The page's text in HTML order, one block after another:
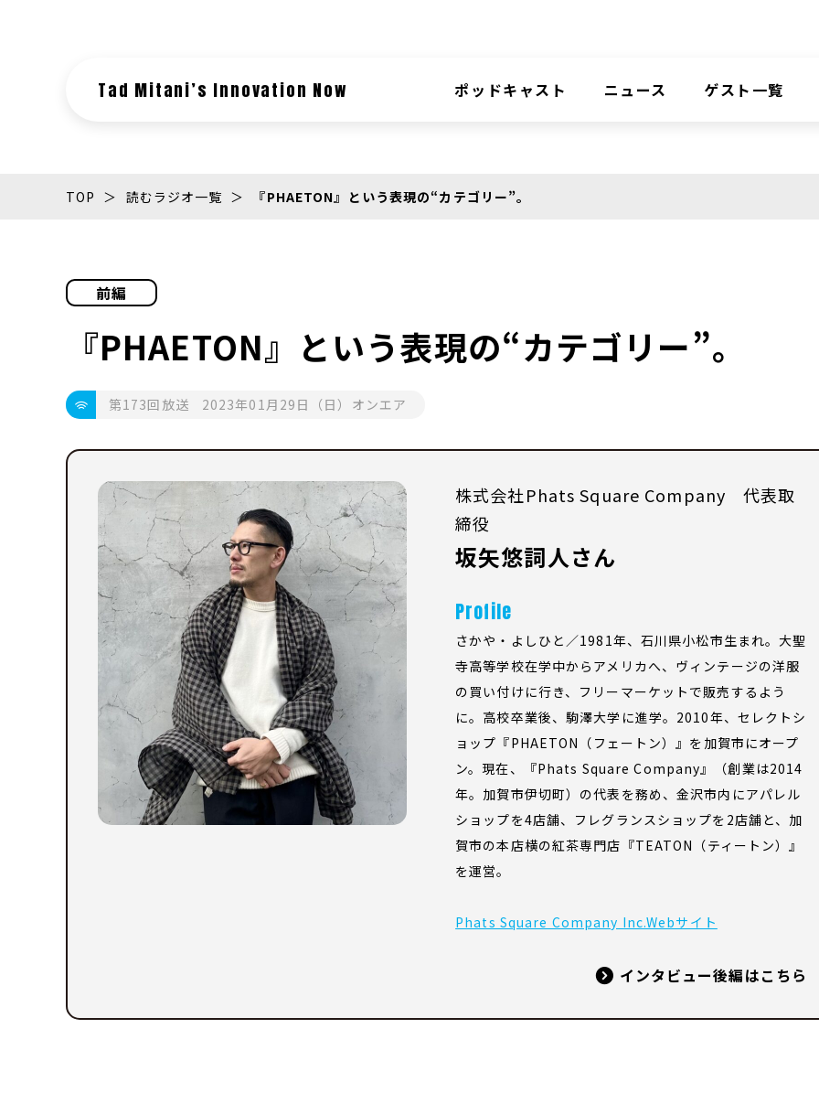
Tad Mitani’s Innovation Now ポッドキャスト ニュース ゲスト一覧
TOP 読むラジオ一覧 『PHAETON』という表現の“カテゴリー”。
前編
『PHAETON』という表現の“カテゴリー”。
第173回放送 2023年01月29日（日）オンエア
株式会社Phats Square Company 代表取
締役
坂矢悠詞人さん
Profile
さかや・よしひと／1981年、石川県小松市生まれ。大聖
寺高等学校在学中からアメリカへ、ヴィンテージの洋服
の買い付けに行き、フリーマーケットで販売するよう
に。高校卒業後、駒澤大学に進学。2010年、セレクトシ
ョップ『PHAETON（フェートン）』を加賀市にオープ
ン。現在、『Phats Square Company』（創業は2014
年。加賀市伊切町）の代表を務め、金沢市内にアパレル
ショップを4店舗、フレグランスショップを2店舗と、加
賀市の本店横の紅茶専門店『TEATON（ティートン）』
を運営。
Phats Square Company Inc.Webサイト
インタビュー後編はこちら